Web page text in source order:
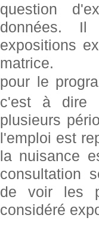
question
données. Il
expositions
matrice.
pour le
c'est à dire
plusieurs
l'emploi est
la nuisance
consultation
de voir les
considéré